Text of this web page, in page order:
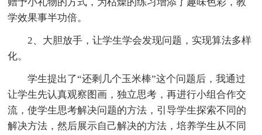
学效果事半功倍。
2、大胆放手，让学生学会发现问题，实现算法多样
化。
学生提出了“还剩几个玉米棒”这个问题后，我通过
让学生先认真观察图画，独立思考，再进行小组合作交
流，使学生思考解决问题的方法，引导学生探索不同的
解决方法，然后展示自己解决的方法，培养学生从不同